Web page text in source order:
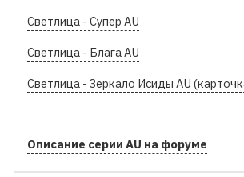
Светлица - Супер AU
Светлица - Блага AU
Светлица - Зеркало Исиды AU
Описание серии AU на форуме